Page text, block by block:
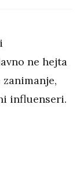
ne hejta
influenseri.